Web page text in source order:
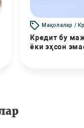
Мақолалар /
Кредит бу
ёки эҳсон